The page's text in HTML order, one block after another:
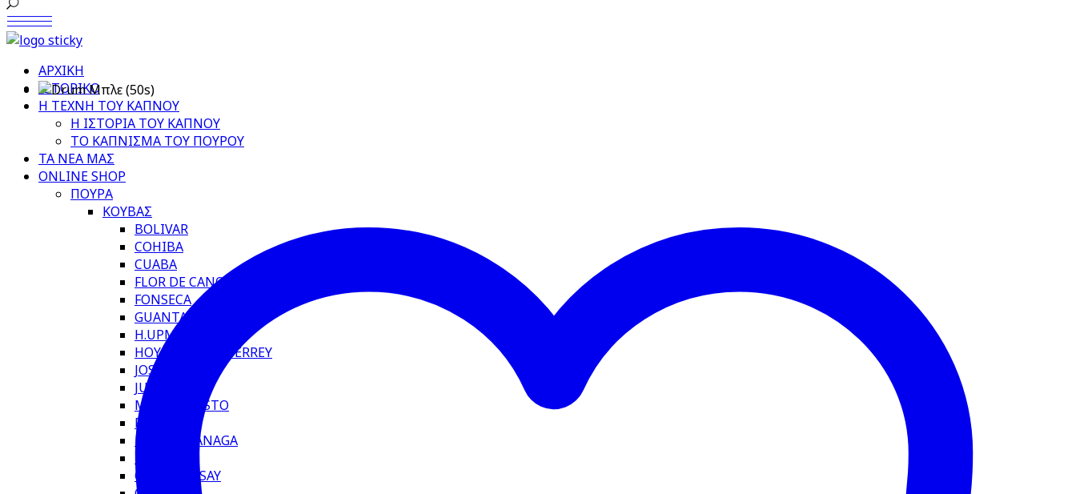
ΑΡΧΙΚΗ
ΙΣΤΟΡΙΚΟ
Η ΤΕΧΝΗ ΤΟΥ ΚΑΠΝΟΥ
Η ΙΣΤΟΡΙΑ ΤΟΥ ΚΑΠΝΟΥ
ΤΟ ΚΑΠΝΙΣΜΑ ΤΟΥ ΠΟΥΡΟΥ
ΤΑ ΝΕΑ ΜΑΣ
ONLINE SHOP
ΠΟΥΡΑ
ΚΟΥΒΑΣ
BOLIVAR
COHIBA
CUABA
FLOR DE CANO
FONSECA
GUANTANAMERA
H.UPMANN
HOYO DE MONTERREY
JOSE PIEDRA
JUAN LOPEZ
MONTECRISTO
PARTAGAS
POR LARRANAGA
PUNCH
QUAI D’ORSAY